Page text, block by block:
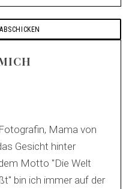
Mama von
Gesicht hinter
Motto "Die Welt
bin ich immer auf der